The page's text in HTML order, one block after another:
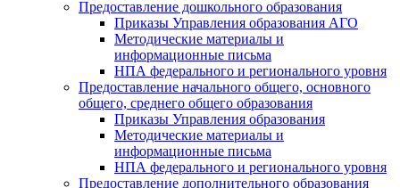
Предоставление дошкольного образования
Приказы Управления образования АГО
Методические материалы и
информационные письма
НПА федерального и регионального уровня
Предоставление начального общего, основного
общего, среднего общего образования
Приказы Управления образования
Методические материалы и
информационные письма
НПА федерального и регионального уровня
Предоставление дополнительного образования